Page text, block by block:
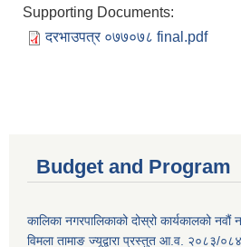
Supporting Documents:
दरभाउपत्र ०७७०७८ final.pdf
Budget and Program
कालिका नगरपालिकाको दोस्रो कार्यकालको
विमला तामाङ ज्यूद्वारा प्रस्तुत आ.व. २०८३/